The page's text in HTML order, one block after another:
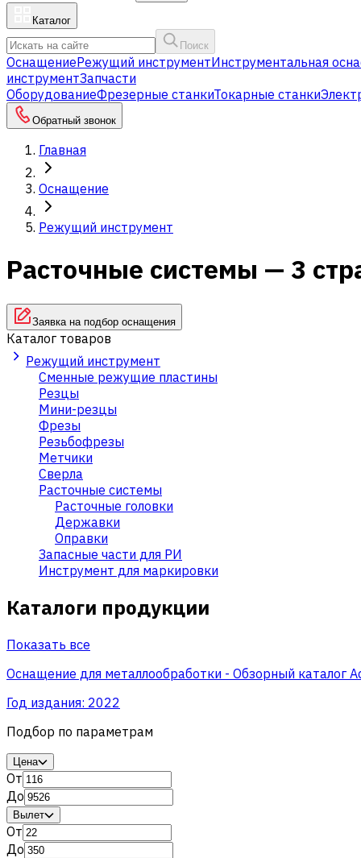
Каталог
Поиск
ОснащениеРежущий инструментИнструментальная
инструментЗапчасти
ОборудованиеФрезерные станкиТокарные станки
Обратный звонок
Главная
Оснащение
Режущий инструмент
Расточные системы — 3
Заявка на подбор оснащения
Каталог товаров
Режущий инструмент
Сменные режущие пластины
Резцы
Мини-резцы
Фрезы
Резьбофрезы
Метчики
Сверла
Расточные системы
Расточные головки
Державки
Оправки
Запасные части для РИ
Инструмент для маркировки
Каталоги продукции
Показать все
Оснащение для металлообработки - Обзорный каталог
Год издания: 2022
Подбор по параметрам
Цена
От
До
Вылет
От
До